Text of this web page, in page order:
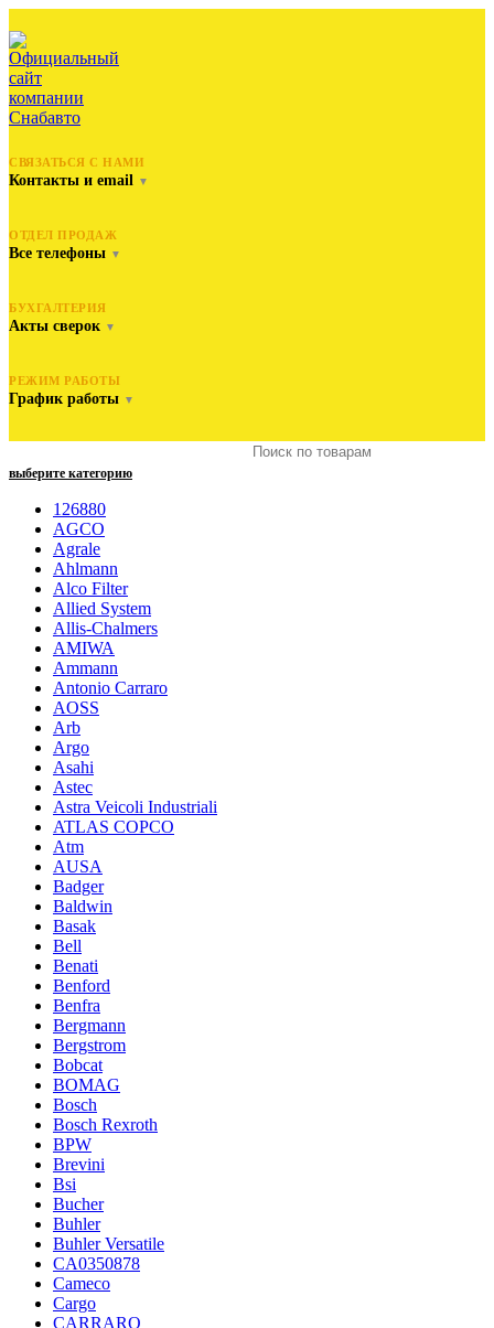
СВЯЗАТЬСЯ С НАМИ
Контакты и email ▼
ОТДЕЛ ПРОДАЖ
Все телефоны ▼
БУХГАЛТЕРИЯ
Акты сверок ▼
РЕЖИМ РАБОТЫ
График работы ▼
выберите категорию
126880
AGCO
Agrale
Ahlmann
Alco Filter
Allied System
Allis-Chalmers
AMIWA
Ammann
Antonio Carraro
AOSS
Arb
Argo
Asahi
Astec
Astra Veicoli Industriali
ATLAS COPCO
Atm
AUSA
Badger
Baldwin
Basak
Bell
Benati
Benford
Benfra
Bergmann
Bergstrom
Bobcat
BOMAG
Bosch
Bosch Rexroth
BPW
Brevini
Bsi
Bucher
Buhler
Buhler Versatile
CA0350878
Cameco
Cargo
CARRARO